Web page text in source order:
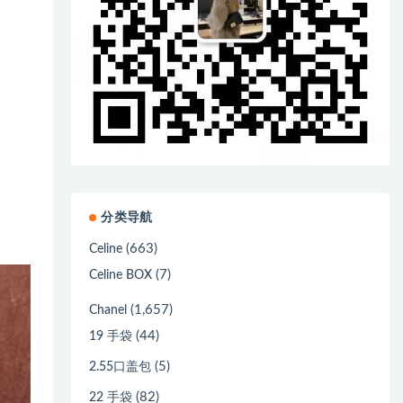
分类导航
Celine (663)
Celine BOX (7)
Chanel (1,657)
19 手袋 (44)
2.55口盖包 (5)
22 手袋 (82)